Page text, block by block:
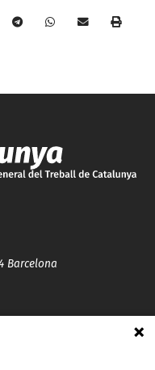
Barcelona